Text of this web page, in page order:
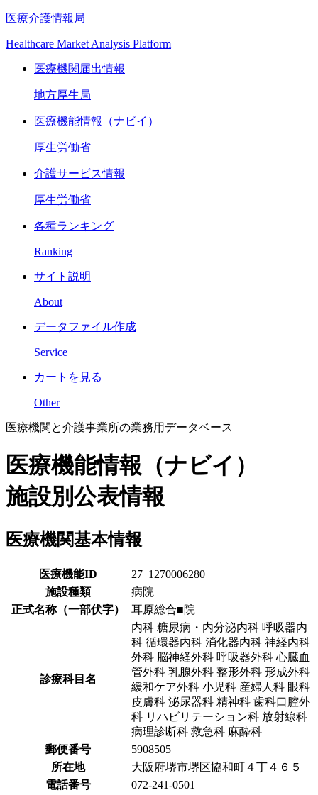
医療介護情報局
Healthcare Market Analysis Platform
医療機関届出情報
地方厚生局
医療機能情報（ナビイ）
厚生労働省
介護サービス情報
厚生労働省
各種ランキング
Ranking
サイト説明
About
データファイル作成
Service
カートを見る
Other
医療機関と介護事業所の業務用データベース
医療機能情報（ナビイ）
施設別公表情報
医療機関基本情報
医療機能ID
27_1270006280
施設種類
病院
正式名称（一部伏字）
耳原総合■院
診療科目名
内科 糖尿病・内分泌内科 呼吸器内
科 循環器内科 消化器内科 神経内科
外科 脳神経外科 呼吸器外科 心臓血
管外科 乳腺外科 整形外科 形成外科
緩和ケア外科 小児科 産婦人科 眼科
皮膚科 泌尿器科 精神科 歯科口腔外
科 リハビリテーション科 放射線科
病理診断科 救急科 麻酔科
郵便番号
5908505
所在地
大阪府堺市堺区協和町４丁４６５
電話番号
072-241-0501